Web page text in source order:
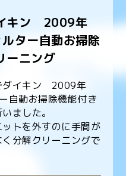
キン 2009年
ター自動お掃除
ーニング
ダイキン 2009年
自動お掃除機能付き
ました。
トを外すのに手間が
分解クリーニングで